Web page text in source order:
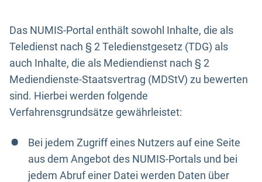
Das NUMIS-Portal enthält sowohl Inhalte, die als
Teledienst nach § 2 Teledienstgesetz (TDG) als
auch Inhalte, die als Mediendienst nach § 2
Mediendienste-Staatsvertrag (MDStV) zu bewerten
sind. Hierbei werden folgende
Verfahrensgrundsätze gewährleistet:
Bei jedem Zugriff eines Nutzers auf eine Seite
aus dem Angebot des NUMIS-Portals und bei
jedem Abruf einer Datei werden Daten über